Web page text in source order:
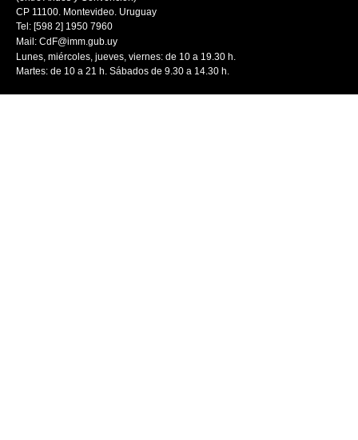
CP 11100. Montevideo. Uruguay
Tel: [598 2] 1950 7960
Mail: CdF@imm.gub.uy
Lunes, miércoles, jueves, viernes: de 10 a 19.30 h.
Martes: de 10 a 21 h. Sábados de 9.30 a 14.30 h.